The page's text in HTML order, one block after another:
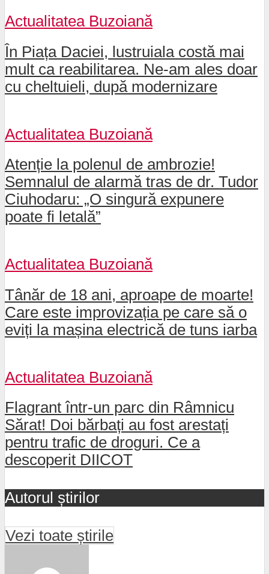
Actualitatea Buzoiană
În Piața Daciei, lustruiala costă mai
mult ca reabilitarea. Ne-am ales doar
cu cheltuieli, după modernizare
Actualitatea Buzoiană
Atenție la polenul de ambrozie!
Semnalul de alarmă tras de dr. Tudor
Ciuhodaru: „O singură expunere
poate fi letală”
Actualitatea Buzoiană
Tânăr de 18 ani, aproape de moarte!
Care este improvizația pe care să o
eviți la mașina electrică de tuns iarba
Actualitatea Buzoiană
Flagrant într-un parc din Râmnicu
Sărat! Doi bărbați au fost arestați
pentru trafic de droguri. Ce a
descoperit DIICOT
Autorul știrilor
Vezi toate știrile